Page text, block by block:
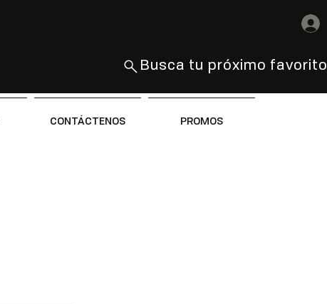
Busca tu próximo favorito
CONTÁCTENOS PROMOS